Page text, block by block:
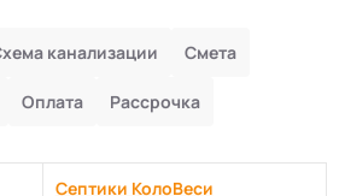
канализации Смета
Оплата Рассрочка
Септики КолоВеси